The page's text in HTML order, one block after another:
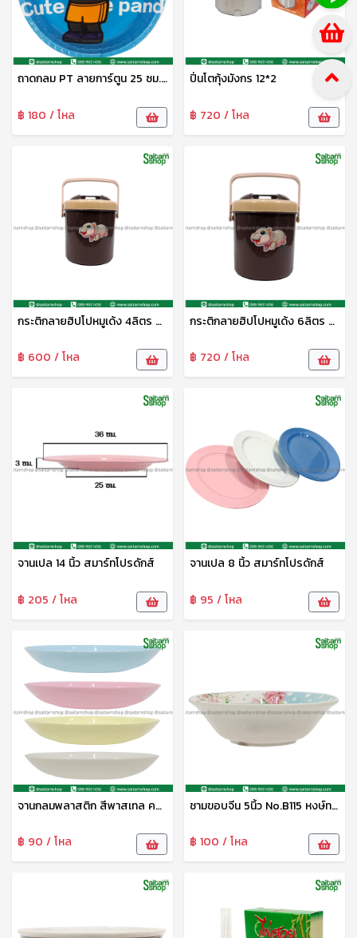
ถาดกลม PT ลายการ์ตูน 25 ซม. DM-1124005 Zonertoy
฿ 180 / โหล
ปิ่นโตกุ้งมังกร 12*2
฿ 720 / โหล
กระติกลายฮิปโปหมูเด้ง 4ลิตร M4AA ห่าน
฿ 600 / โหล
กระติกลายฮิปโปหมูเด้ง 6ลิตร M6AA ห่าน
฿ 720 / โหล
จานเปล 14 นิ้ว สมาร์ทโปรดักส์
฿ 205 / โหล
จานเปล 8 นิ้ว สมาร์ทโปรดักส์
฿ 95 / โหล
จานกลมพลาสติก สีพาสเทล คละสี UT6702/1 UNT
฿ 90 / โหล
ชามขอบจีน 5นิ้ว No.B115 หงษ์ทอง
฿ 100 / โหล